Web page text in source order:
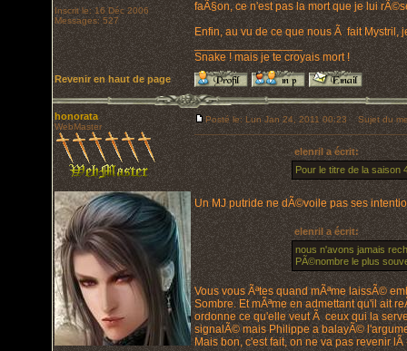
Inscrit le: 16 Déc 2006
Messages: 527
faÃ§on, ce n'est pas la mort que je lui
Enfin, au vu de ce que nous Ã fait
_________________
Snake ! mais je te croyais mort !
Revenir en haut de page
honorata
WebMaster
Posté le: Lun Jan 24, 2011 00:23 Sujet du
elenril a écrit:
Pour le titre de la saison
Un MJ putride ne dÃ©voile pas ses
elenril a écrit:
nous n'avons jamais
PÃ©nombre le plus
Vous vous Ãªtes quand mÃªme laissÃ©
Sombre. Et mÃªme en admettant qu'il ait
ordonne ce qu'elle veut Ã ceux qui la
signalÃ© mais Philippe a balayÃ©
Mais bon, c'est fait, on ne va pas revenir